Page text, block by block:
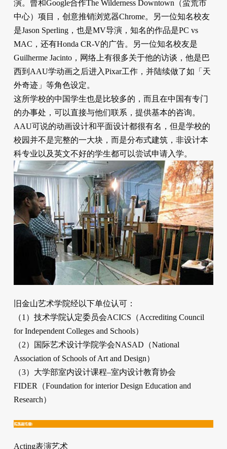
演。曾和Google合作The Wilderness Downtown（蛮荒市
中心）项目，创意推销浏览器Chrome。另一位知名校友
是Jason Sperling，也是MV导演，知名的作品是PC vs
MAC，还有Honda CR-V的广告。另一位知名校友是
Guilherme Jacinto，网络上有很多关于他的访谈，他是巴
西到AAU学动画之后进入Pixar工作，并陆续做了如「天
外奇迹」等角色设定。
这所学校的中国学生也是比较多的，而且在中国有专门
的办事处，可以直接与他们联系，提供基本的咨询。
AAU可说的动画设计和平面设计都很有名，但是学校的
校园并不是完整的一大块，而是分布式建筑，非设计本
科专业以及英文不好的学生都可以尝试申请入学。
旧金山艺术学院经以下单位认可：
（1）技术学院认定委员会ACICS（Accrediting Council
for Independent Colleges and Schools）
（2）国际艺术设计学院学会NASAD（National
Association of Schools of Art and Design）
（3）大学部室内设计课程–室内设计教育协会
FIDER（Foundation for interior Design Education and
Research）
Acting表演艺术